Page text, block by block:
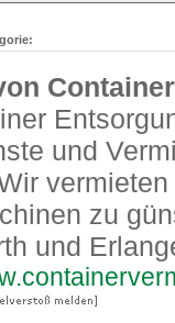
und
zu
und